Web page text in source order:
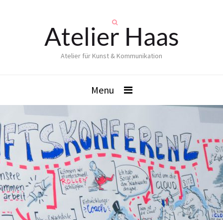
Atelier Haas
Atelier für Kunst & Kommunikation
Menu